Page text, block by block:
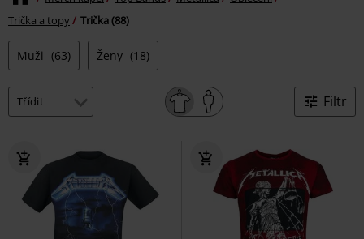
Trička a topy
Trička (88)
Muži (63) Ženy (18)
Filtr